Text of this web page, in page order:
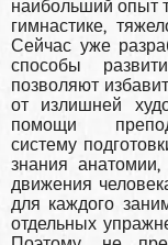
наибольший опыт
гимнастике,
Сейчас уже
способы
позволяют
от излишней
помощи
систему
знания
движения
для каждого
отдельных